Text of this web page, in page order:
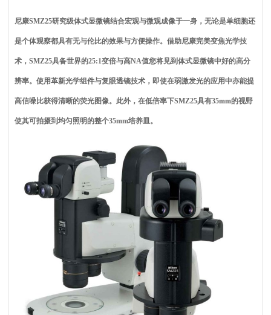
尼康SMZ25研究级体式显微镜结合宏观与微观成像于一身，无论是单细胞还
是个体观察都具有无与伦比的效果与方便操作。借助尼康完美变焦光学技
术，SMZ25具备世界的25:1变倍与高NA值您将见到体式显微镜中好的高分
辨率。使用革新光学组件与复眼透镜技术，即使在弱激发光的应用中亦能提
高信噪比获得清晰的荧光图像。此外，在低倍率下SMZ25具有35mm的视野
使其可拍摄到均匀照明的整个35mm培养皿。